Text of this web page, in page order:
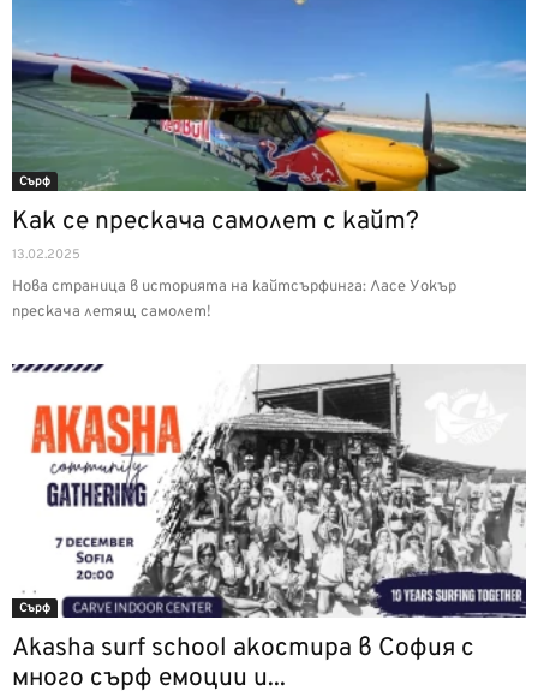
Сърф
Как се прескача самолет с кайт?
13.02.2025
Нова страница в историята на кайтсърфинга: Ласе Уокър
прескача летящ самолет!
Сърф
Akasha surf school акостира в София с
много сърф емоции и...